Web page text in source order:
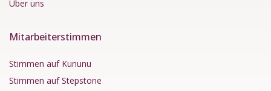
Über uns
Mitarbeiterstimmen
Stimmen auf Kununu
Stimmen auf Stepstone